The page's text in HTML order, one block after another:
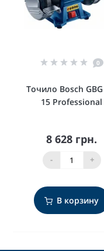
0
Точило Bosch
15 Professional
8 628 грн.
- +
В корзину